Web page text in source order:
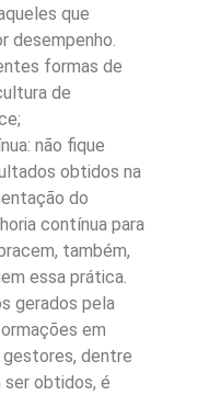
que
desempenho.
formas de
de
não fique
obtidos na
do
contínua para
também,
essa prática.
gerados pela
em
dentre
obtidos, é